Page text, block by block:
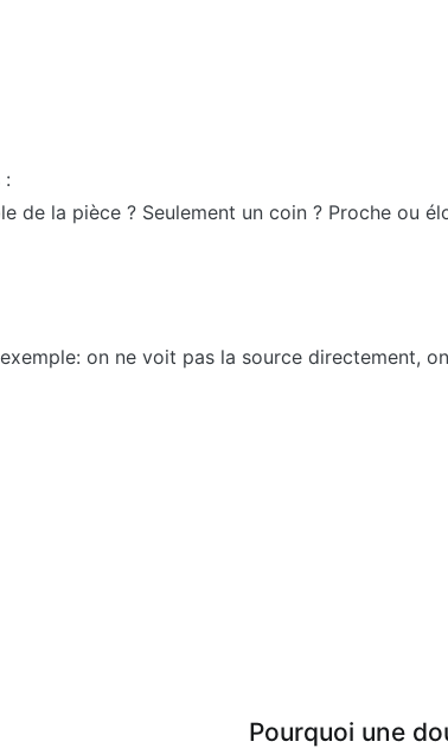
:
de la pièce ? Seulement un coin ? Proche ou
on ne voit pas la source directement,
Pourquoi une